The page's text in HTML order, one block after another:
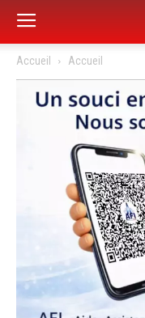
Accueil Accueil